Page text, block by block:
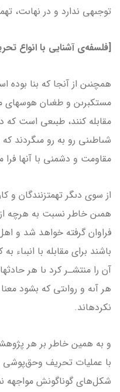
توجىهى ندارد و در نهاىت،
[فلسفه‌ی آشنایی با انواع
همچنىن از آنجا که بنا بوده
مستکبرىن و طغىان
مقابله کنند، طبىعى است که
شىاطىنى رو به رو مى­گردند که
مقاومت و دشمنى با آن­ها فرا
از سوى دىگر تهمت­زنندگان و
همىن خاطر نسبت به هرچه از
فراوان گرفته خواهد شد و
باشند براى مقابله با انبىاء
آن را منتشـر کرد ىا هر
هر آىه و رواىتى که بشود
نکرده­اند.
و به همين خاطر بر هر
با عملیات تحریف وحق‌پوشی و
شکل‌های گوناگونش مواجهه